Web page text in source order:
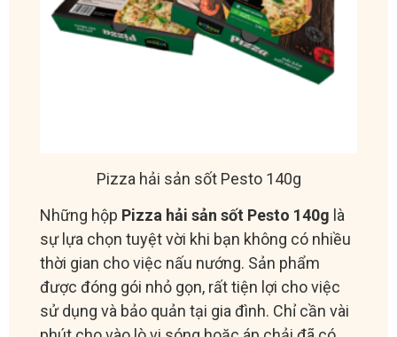
Pizza hải sản sốt Pesto 140g
Những hộp Pizza hải sản sốt Pesto 140g là
sự lựa chọn tuyệt vời khi bạn không có nhiều
thời gian cho việc nấu nướng. Sản phẩm
được đóng gói nhỏ gọn, rất tiện lợi cho việc
sử dụng và bảo quản tại gia đình. Chỉ cần vài